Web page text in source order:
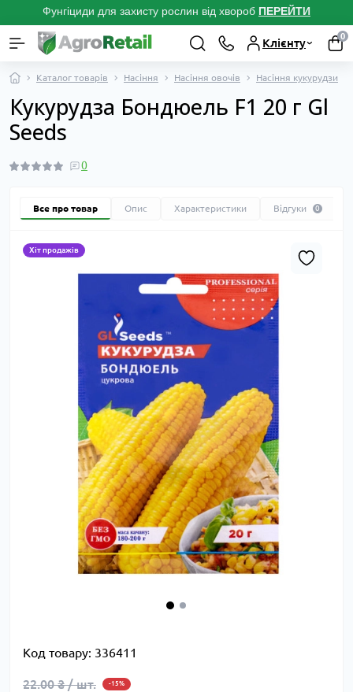
Фунгіциди для захисту рослин від хвороб ПЕРЕЙТИ
Клієнту
0
Каталог товарів Насіння Насіння овочів Насіння кукурудзи
Кукурудза Бондюель F1 20 г Gl
Seeds
0
Все про товар Опис Характеристики Відгуки 0
Хіт продажів
Код товару: 336411
22.00 ₴ / шт. -15%